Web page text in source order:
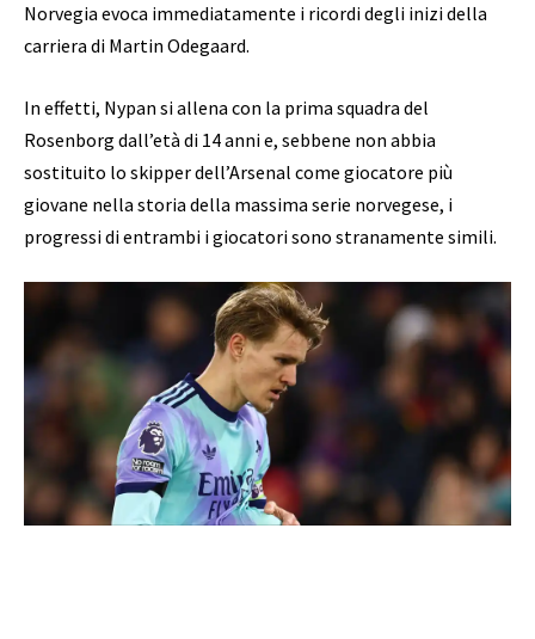
Norvegia evoca immediatamente i ricordi degli inizi della
carriera di Martin Odegaard.
In effetti, Nypan si allena con la prima squadra del
Rosenborg dall’età di 14 anni e, sebbene non abbia
sostituito lo skipper dell’Arsenal come giocatore più
giovane nella storia della massima serie norvegese, i
progressi di entrambi i giocatori sono stranamente simili.